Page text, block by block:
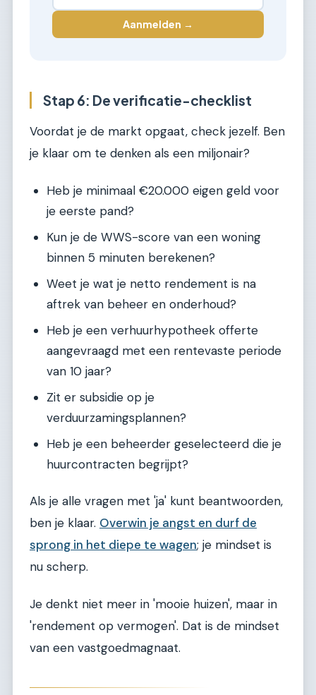
Aanmelden →
Stap 6: De verificatie-checklist
Voordat je de markt opgaat, check jezelf. Ben
je klaar om te denken als een miljonair?
Heb je minimaal €20.000 eigen geld voor
je eerste pand?
Kun je de WWS-score van een woning
binnen 5 minuten berekenen?
Weet je wat je netto rendement is na
aftrek van beheer en onderhoud?
Heb je een verhuurhypotheek offerte
aangevraagd met een rentevaste periode
van 10 jaar?
Zit er subsidie op je
verduurzamingsplannen?
Heb je een beheerder geselecteerd die je
huurcontracten begrijpt?
Als je alle vragen met 'ja' kunt beantwoorden,
ben je klaar. Overwin je angst en durf de
sprong in het diepe te wagen; je mindset is
nu scherp.
Je denkt niet meer in 'mooie huizen', maar in
'rendement op vermogen'. Dat is de mindset
van een vastgoedmagnaat.